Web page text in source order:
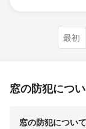
最初
窓の防犯につ
窓の防犯について